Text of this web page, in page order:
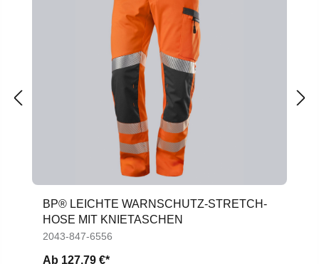
BP® LEICHTE WARNSCHUTZ-STRETCH-
HOSE MIT KNIETASCHEN
2043-847-6556
Ab 127,79 €*